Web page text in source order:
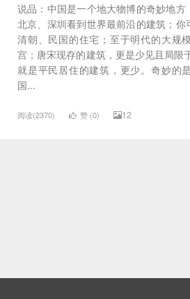
说品：中国是一个地大物博的奇妙地方
北京、深圳看到世界最前沿的建筑；你
清朝、民国的住宅；至于明代的大规
宫；唐宋现存的建筑，更是少见且局
就是平民居住的建筑，更少。奇妙的
国...
阅读(2370) 赞 (0) 12